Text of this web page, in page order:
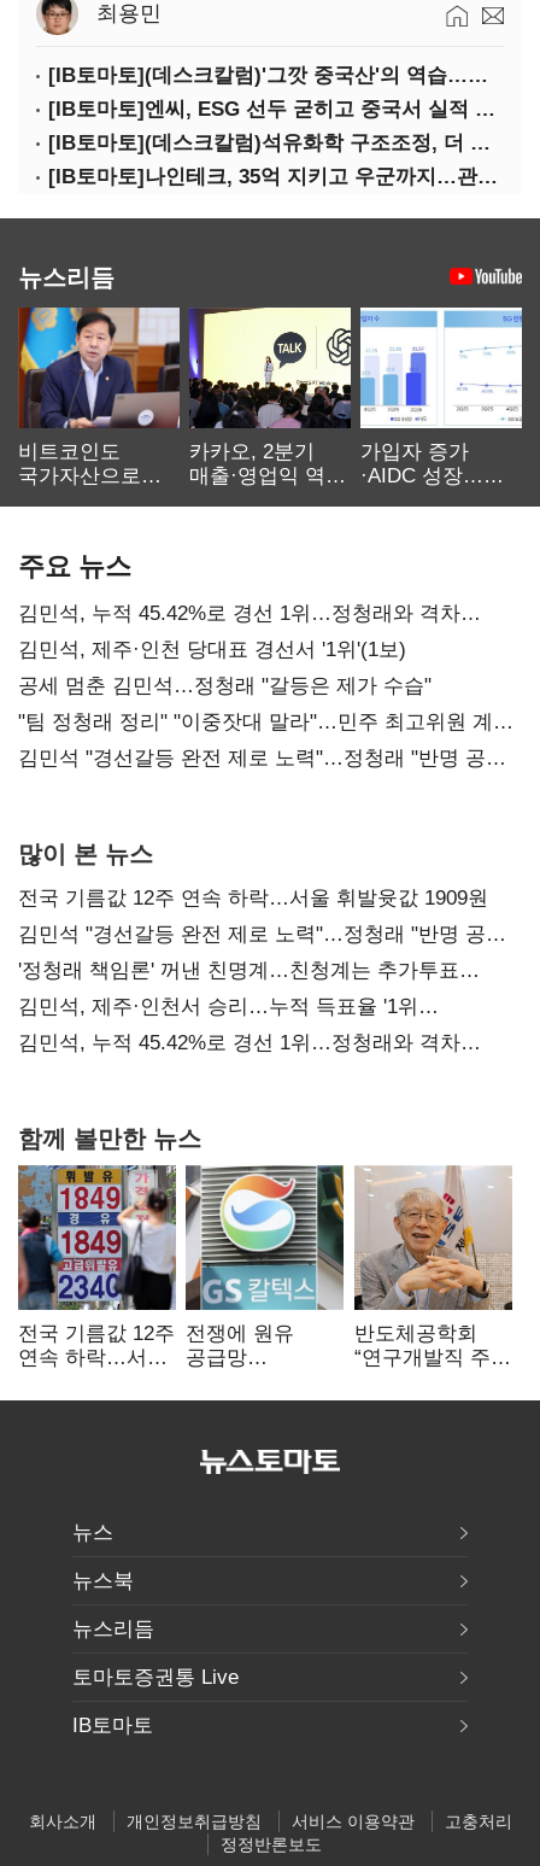
최용민
[IB토마토](데스크칼럼)'그깟 중국산'의 역습…전기차 시장도 내줄 셈인가
[IB토마토]엔씨, ESG 선두 굳히고 중국서 실적 반등 시동
[IB토마토](데스크칼럼)석유화학 구조조정, 더 미루면 공멸이다
[IB토마토]나인테크, 35억 지키고 우군까지…관계사 활용 '1석2조'
뉴스리듬
비트코인도
국가자산으로…'
카카오, 2분기
매출·영업익 역대
가입자 증가
·AIDC 성장…
주요 뉴스
김민석, 누적 45.42%로 경선 1위…정청래와 격차
0.86%p(2보)
김민석, 제주·인천 당대표 경선서 '1위'(1보)
공세 멈춘 김민석…정청래 "갈등은 제가 수습"
"팀 정청래 정리" "이중잣대 말라"…민주 최고위원 계파
다툼 격화
김민석 "경선갈등 완전 제로 노력"…정청래 "반명 공세
많이 본 뉴스
전국 기름값 12주 연속 하락…서울 휘발윳값 1909원
김민석 "경선갈등 완전 제로 노력"…정청래 "반명 공세
사과부터"
'정청래 책임론' 꺼낸 친명계…친청계는 추가투표
때리기
김민석, 제주·인천서 승리…누적 득표율 '1위
탈환'(종합)
김민석, 누적 45.42%로 경선 1위…정청래와 격차
함께 볼만한 뉴스
전국 기름값 12주
연속 하락…서울
전쟁에 원유
공급망
정유, 에너지안보
반도체공학회
“연구개발직 주
개선해야”
뉴스
뉴스북
뉴스리듬
토마토증권통 Live
IB토마토
회사소개 개인정보취급방침 서비스 이용약관
고충처리
정정반론보도